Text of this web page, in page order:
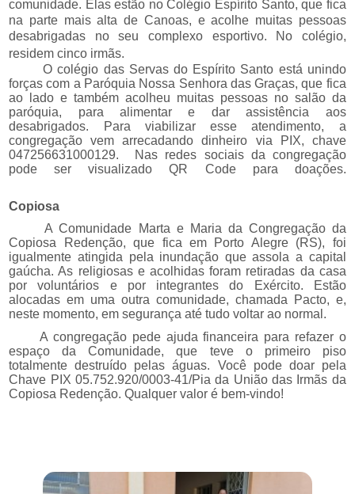
comunidade. Elas estão no Colégio Espírito Santo, que fica
na parte mais alta de Canoas, e acolhe muitas pessoas
desabrigadas no seu complexo esportivo.
No colégio,
residem cinco irmãs.
O colégio das Servas do Espírito Santo está unindo
forças com a Paróquia Nossa Senhora das Graças, que fica
ao lado e também acolheu muitas pessoas no salão da
paróquia, para alimentar e dar assistência aos
desabrigados. Para viabilizar esse atendimento, a
congregação vem arrecadando dinheiro via PIX, chave
047256631000129.
Nas redes sociais da congregação
pode ser visualizado QR Code para doações.
Copiosa
A Comunidade Marta e Maria da Congregação da
Copiosa Redenção, que fica em Porto Alegre (RS), foi
igualmente atingida pela inundação que assola a capital
gaúcha. As religiosas e acolhidas foram retiradas da casa
por voluntários e por integrantes do Exército. Estão
alocadas em uma outra comunidade, chamada Pacto, e,
neste momento, em segurança até tudo voltar ao normal.
A congregação pede ajuda financeira para refazer o
espaço da Comunidade, que teve o primeiro piso
totalmente destruído pelas águas. Você pode doar pela
Chave PIX 05.752.920/0003-41/Pia da União das Irmãs da
Copiosa Redenção. Qualquer valor é bem-vindo!